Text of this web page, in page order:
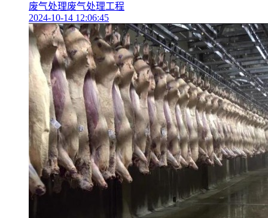
废气处理废气处理工程
2024-10-14 12:06:45